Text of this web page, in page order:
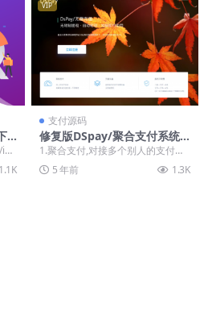
1.1K
VIP
支付源码
修复版DSpay/聚合支付系统/
带轮询/带监听端APP
1.聚合支付,对接多个别人的支付通
道，让别人对接自己，赚取支付的
手续费差 2.增...
5 年前 1.3K